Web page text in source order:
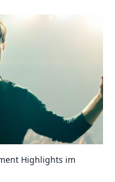
Highlights im